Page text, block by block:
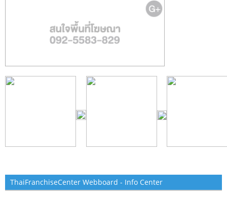
ThaiFranchiseCenter Webboard - Info Center